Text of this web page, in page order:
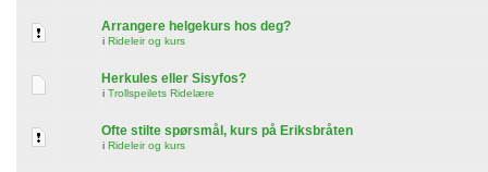
Arrangere helgekurs hos deg?
i Rideleir og kurs
Herkules eller Sisyfos?
i Trollspeilets Ridelære
Ofte stilte spørsmål, kurs på Eriksbråten
i Rideleir og kurs